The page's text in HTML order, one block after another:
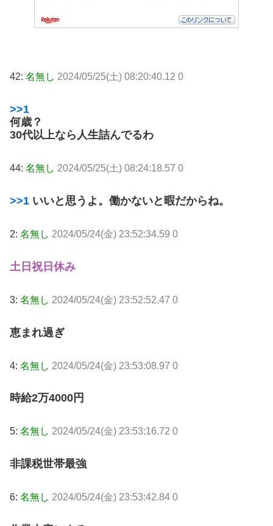
42: 名無し 2024/05/25(土) 08:20:40.12 0
>>1
何歳？
30代以上なら人生詰んでるわ
44: 名無し 2024/05/25(土) 08:24:18.57 0
>>1 いいと思うよ。働かないと暇だからね。
2: 名無し 2024/05/24(金) 23:52:34.59 0
土日祝日休み
3: 名無し 2024/05/24(金) 23:52:52.47 0
恵まれ過ぎ
4: 名無し 2024/05/24(金) 23:53:08.97 0
時給2万4000円
5: 名無し 2024/05/24(金) 23:53:16.72 0
非課税世帯最強
6: 名無し 2024/05/24(金) 23:53:42.84 0